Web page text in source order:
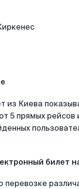
из Киева
5 прямых рейсов
билет
перевозке